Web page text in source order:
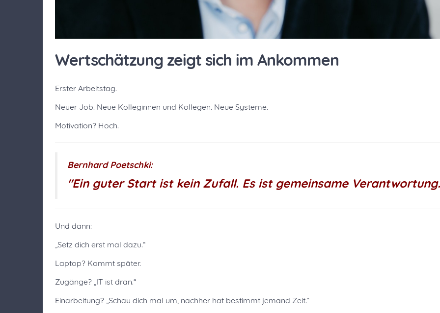
Wertschätzung zeigt sich im Ankommen
Erster Arbeitstag.
Neuer Job. Neue Kolleginnen und Kollegen. Neue Systeme.
Motivation? Hoch.
Bernhard Poetschki:
"Ein guter Start ist kein Zufall. Es ist gemeinsame Verantwortung.
Und dann:
„Setz dich erst mal dazu.“
Laptop? Kommt später.
Zugänge? „IT ist dran.“
Einarbeitung? „Schau dich mal um, nachher hat bestimmt jemand Zeit.“